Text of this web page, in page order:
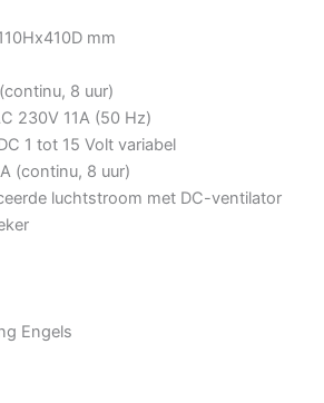
mm
8 uur)
230V 11A (50 Hz)
1 tot 15 Volt variabel
(continu, 8 uur)
luchtstroom met DC-ventilator
Engels